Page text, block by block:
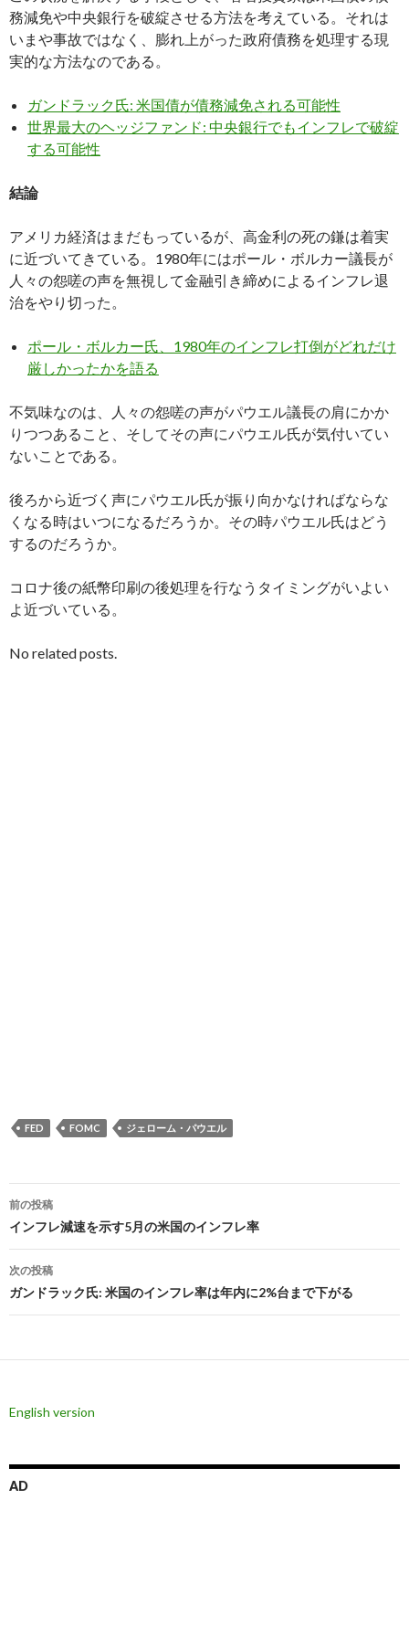
務減免や中央銀行を破綻させる方法を考えている。それは
いまや事故ではなく、膨れ上がった政府債務を処理する現
実的な方法なのである。
ガンドラック氏: 米国債が債務減免される可能性
世界最大のヘッジファンド: 中央銀行でもインフレで破綻
する可能性
結論
アメリカ経済はまだもっているが、高金利の死の鎌は着実
に近づいてきている。1980年にはポール・ボルカー議長が
人々の怨嗟の声を無視して金融引き締めによるインフレ退
治をやり切った。
ポール・ボルカー氏、1980年のインフレ打倒がどれだけ
厳しかったかを語る
不気味なのは、人々の怨嗟の声がパウエル議長の肩にかか
りつつあること、そしてその声にパウエル氏が気付いてい
ないことである。
後ろから近づく声にパウエル氏が振り向かなければならな
くなる時はいつになるだろうか。その時パウエル氏はどう
するのだろうか。
コロナ後の紙幣印刷の後処理を行なうタイミングがいよい
よ近づいている。
No related posts.
FED FOMC ジェローム・パウエル
投
稿
ナ
ビ
ゲ
ー
ョ
前の投稿
インフレ減速を示す5月の米国のインフレ率
次の投稿
ガンドラック氏: 米国のインフレ率は年内に2%台まで下がる
English version
AD